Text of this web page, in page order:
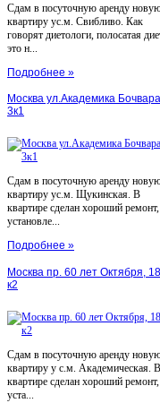
Сдам в посуточную аренду
квартиру ус.м. Свибливо. Как
говорят диетологи, полосатая
это н...
Подробнее »
Москва ул.Академика Бочвара
3к1
Сдам в посуточную аренду
квартиру ус.м. Щукинская. В
квартире сделан хороший ремонт,
установле...
Подробнее »
Москва пр. 60 лет Октября, 18
к2
Сдам в посуточную аренду
квартиру у с.м. Академическая. В
квартире сделан хороший ремонт,
уста...